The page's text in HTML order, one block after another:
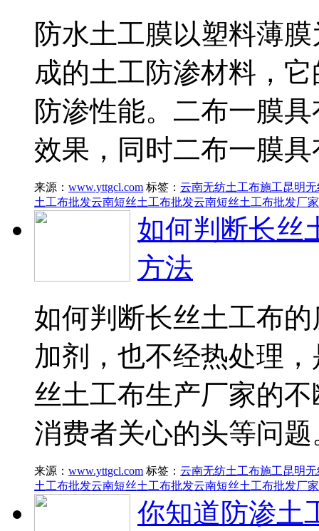
防水土工膜以塑料薄
成的土工防渗材料，
防渗性能。二布一膜
效果，同时二布一膜
来源： www.yttgcl.com 标签： 云南无纺土工布施工昆明
土工布批发云南短丝土工布批发云南短丝土工布批发厂家
如何判断长丝
方法
如何判断长丝土工布
加剂，也不经热处理
丝土工布生产厂家的
消费者关心的头等问题
来源： www.yttgcl.com 标签： 云南无纺土工布施工昆明
土工布批发云南短丝土工布批发云南短丝土工布批发厂家
你知道防渗土